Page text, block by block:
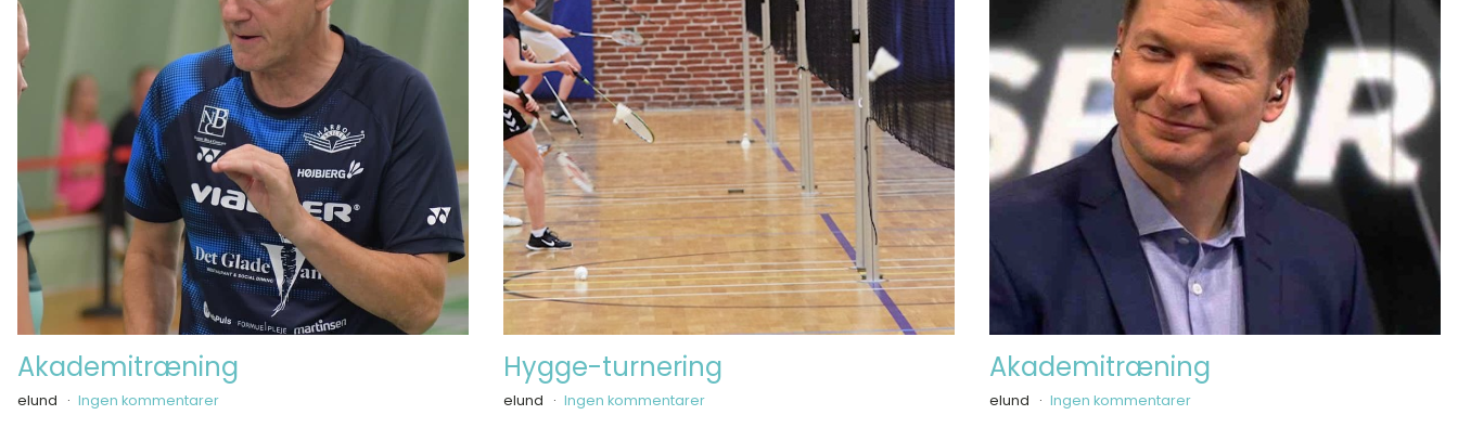
Akademitræning
elund Ingen kommentarer
Hygge-turnering
elund Ingen kommentarer
Akademitræning
elund Ingen kommentarer